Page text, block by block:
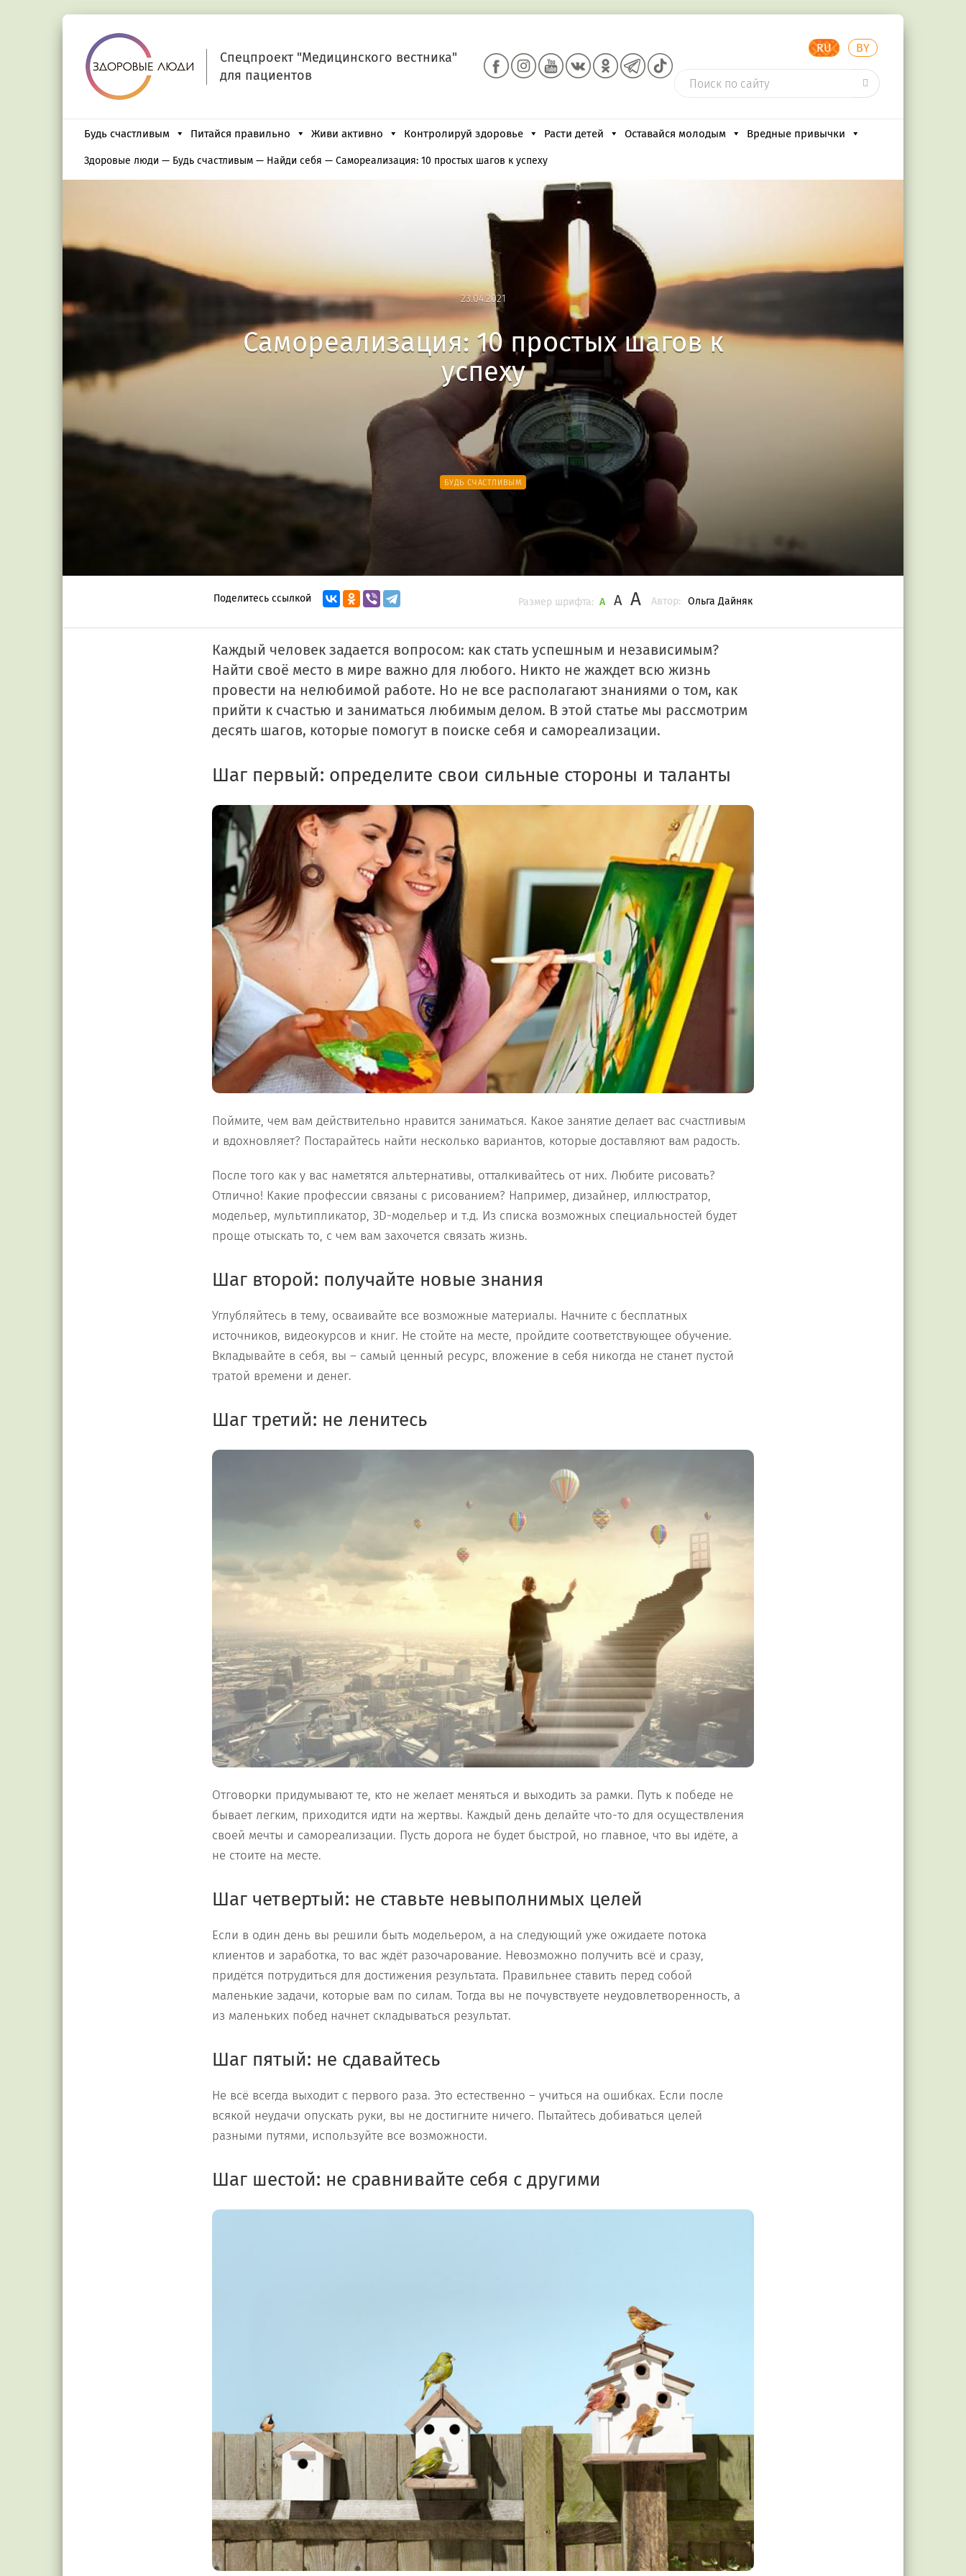
Спецпроект "Медицинского вестника"
для пациентов
RU BY
Будь счастливым Питайся правильно Живи активно Контролируй здоровье Расти детей Оставайся молодым Вредные привычки
Здоровые люди — Будь счастливым — Найди себя — Самореализация: 10 простых шагов к успеху
23.04.2021
23.04.2021
Самореализация: 10 простых шагов к
успеху
БУДЬ СЧАСТЛИВЫМ
Поделитесь ссылкой Автор: Ольга Дайняк
Размер шрифта: A A A
Каждый человек задается вопросом: как стать успешным и независимым?
Найти своё место в мире важно для любого. Никто не жаждет всю жизнь
провести на нелюбимой работе. Но не все располагают знаниями о том, как
прийти к счастью и заниматься любимым делом. В этой статье мы рассмотрим
десять шагов, которые помогут в поиске себя и самореализации.
Шаг первый: определите свои сильные стороны и таланты
Поймите, чем вам действительно нравится заниматься. Какое занятие делает вас счастливым
и вдохновляет? Постарайтесь найти несколько вариантов, которые доставляют вам радость.
После того как у вас наметятся альтернативы, отталкивайтесь от них. Любите рисовать?
Отлично! Какие профессии связаны с рисованием? Например, дизайнер, иллюстратор,
модельер, мультипликатор, 3D-модельер и т.д. Из списка возможных специальностей будет
проще отыскать то, с чем вам захочется связать жизнь.
Шаг второй: получайте новые знания
Углубляйтесь в тему, осваивайте все возможные материалы. Начните с бесплатных
источников, видеокурсов и книг. Не стойте на месте, пройдите соответствующее обучение.
Вкладывайте в себя, вы – самый ценный ресурс, вложение в себя никогда не станет пустой
тратой времени и денег.
Шаг третий: не ленитесь
Отговорки придумывают те, кто не желает меняться и выходить за рамки. Путь к победе не
бывает легким, приходится идти на жертвы. Каждый день делайте что-то для осуществления
своей мечты и самореализации. Пусть дорога не будет быстрой, но главное, что вы идёте, а
не стоите на месте.
Шаг четвертый: не ставьте невыполнимых целей
Если в один день вы решили быть модельером, а на следующий уже ожидаете потока
клиентов и заработка, то вас ждёт разочарование. Невозможно получить всё и сразу,
придётся потрудиться для достижения результата. Правильнее ставить перед собой
маленькие задачи, которые вам по силам. Тогда вы не почувствуете неудовлетворенность, а
из маленьких побед начнет складываться результат.
Шаг пятый: не сдавайтесь
Не всё всегда выходит с первого раза. Это естественно – учиться на ошибках. Если после
всякой неудачи опускать руки, вы не достигните ничего. Пытайтесь добиваться целей
разными путями, используйте все возможности.
Шаг шестой: не сравнивайте себя с другими